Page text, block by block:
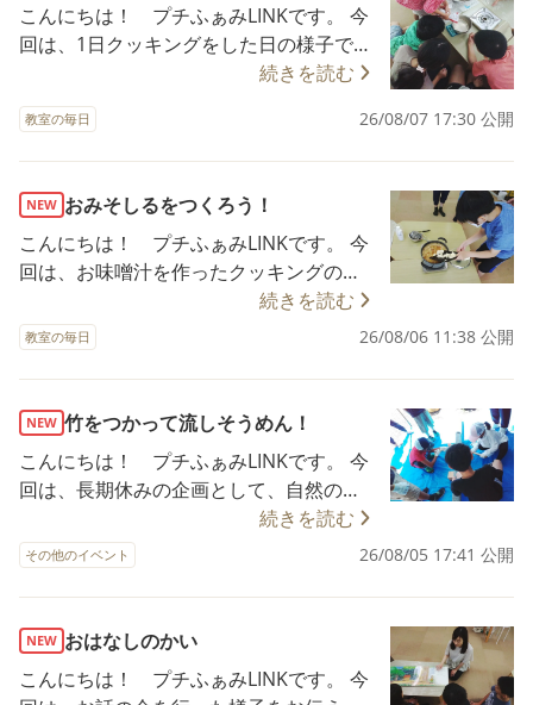
こんにちは！ プチふぁみLINKです。 今
回は、1日クッキングをした日の様子で
す。 LINKでは、長期休みにカレーライス
を皆で作っています。 長い時間が取れる
からこそ、ゆっくりクッキングができる
ということで、今回は材料の買い出し、
作り方を調べていく、実際に作っていく
という内容で行いました。 普段、皆さん
は、カレーライスに何を入れますか？ ご
家庭それぞれに特徴がありそうですよ
モの他にキャベツを入れることになりま
した。 そして、肉は話し合いの結果「豚
のひき肉」となりました。ここにLINK流
の話し合いがいかされます。納得行かな
いことは、ちゃんと言えるようにもしく
はスタッフにこっそり伝えられるように
します。 そして高学年から１名、低学年
から１名買い物担当を決め、買い物をし
ている間に残ったメンバーはどうやって
た。 そして、みんながそれぞれに野菜の
下処理、水の調整、カレールーを入れる
続きを読む
教室の毎日 26/08/07 17:30 公開
NEW おみそしるをつくろう！
こんにちは！ プチふぁみLINKです。 今
回は、お味噌汁を作ったクッキングの様
子をお伝えします。 LINKでは、ほぼ毎月
お味噌汁を作るクッキングを行っていま
す。 将来に向けた生活の土台作りとし
て、お味噌汁を身近に感じてほしいとい
う思いのもと、自分たちで話し合いなが
ら毎月チャレンジしています。 長期休み
のLINKでは、お味噌汁に加えておにぎり
づくりもチャレンジしました。 お味噌汁
は普段、スタッフがカットした具材を使
い作ることが多いのですが、今回は、野
いだろう？」 「どんな大きさにカットし
たら食べやすいかな？」 スタッフのアド
バイスをもらいながら、時には一緒に悩
続きを読む
教室の毎日 26/08/06 11:38 公開
NEW 竹をつかって流しそうめん！
こんにちは！ プチふぁみLINKです。 今
回は、長期休みの企画として、自然の中
で１日遊んできた様子をお伝えします。
このプログラムの目的は、自然に触れる
ことと、道具を一から作ること。そして
仲間と協力して作り上げる事の大切さを
知ってもらうことです。 まずは、現地の
スタッフさんから作り方の説明を聞きま
す。 のこぎりやなたを実際に扱うため、
続きを読む
その他のイベント 26/08/05 17:41 公開
NEW おはなしのかい
こんにちは！ プチふぁみLINKです。 今